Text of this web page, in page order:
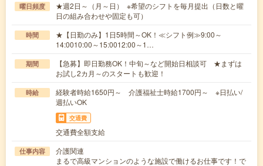
曜日頻度
★週2日～（月～日） ※希望のシフトを毎月提出（日数と曜
日の組み合わせや固定も可）
時間
★【日勤のみ】1日5時間～OK！≪シフト例≫9:00～
14:0010:00～15:0012:00～1…
期間
【急募】即日勤務OK！中旬～など開始日相談可 ★まずは
お試し2カ月～のスタートも歓迎！
時給
経験者時給1650円～ 介護福祉士時給1700円～ ※日払い/
週払いOK
交通費
交通費全額支給
仕事内容
介護関連
まるで高級マンションのような施設で働けるお仕事です！で